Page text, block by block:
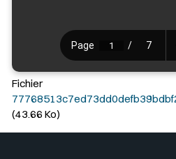
Fichier
(43.66 Ko)